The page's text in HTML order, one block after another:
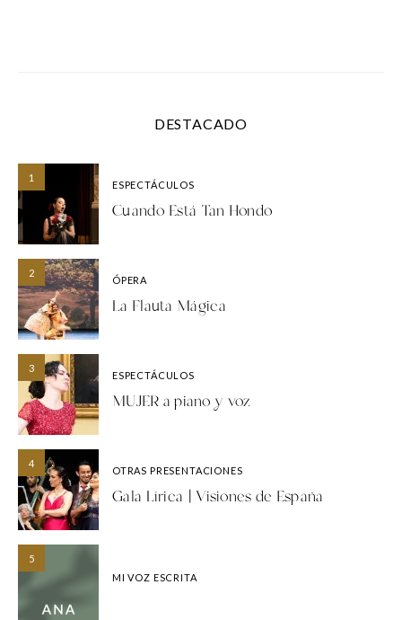
DESTACADO
1
ESPECTÁCULOS
Cuando Está Tan Hondo
2
ÓPERA
La Flauta Mágica
3
ESPECTÁCULOS
MUJER a piano y voz
4
OTRAS PRESENTACIONES
Gala Lírica | Visiones de España
5
MI VOZ ESCRITA